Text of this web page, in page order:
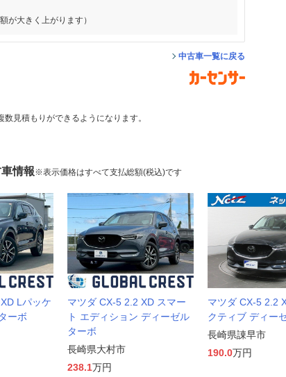
が大きく上がります）
中古車一覧に戻る
見積もりができるようになります。
情報※表示価格はすべて支払総額(税込)です
Lパッケ
ーボ
マツダ CX-5 2.2 XD スマー
ト エディション ディーゼル
ターボ
長崎県大村市
238.1万円
マツダ CX-5 2.2
クティブ ディー
長崎県諌早市
190.0万円